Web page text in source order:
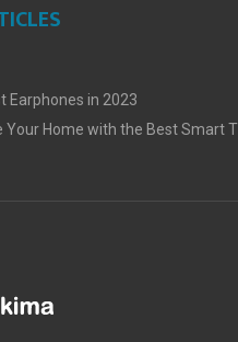
Earphones in 2023
Your Home with the Best Smart